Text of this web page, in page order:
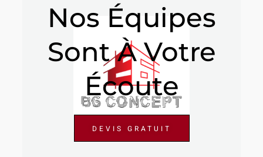
Nos Équipes
Sont À Votre
Écoute
DEVIS GRATUIT